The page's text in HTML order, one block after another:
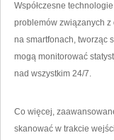
Współczesne
problemów związanych z
na smartfonach, tworząc
mogą monitorować
nad wszystkim 24/7.
Co więcej,
skanować w trakcie